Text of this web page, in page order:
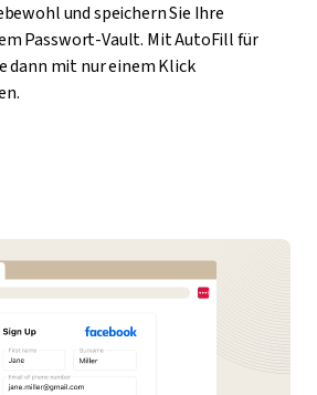
und speichern Sie Ihre
Passwort-Vault. Mit AutoFill für
dann mit nur einem Klick